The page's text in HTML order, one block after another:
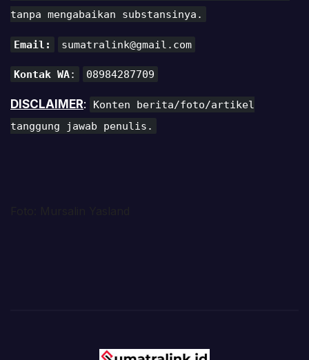
tanpa mengabaikan substansinya.
Email: sumatralink@gmail.com
Kontak WA: 08984287709
DISCLAIMER:
Konten berita/foto/artikel
tanggung jawab penulis.